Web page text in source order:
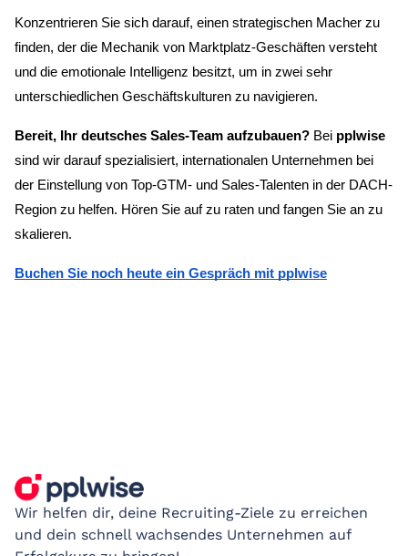
Konzentrieren Sie sich darauf, einen strategischen Macher zu
finden, der die Mechanik von Marktplatz-Geschäften versteht
und die emotionale Intelligenz besitzt, um in zwei sehr
unterschiedlichen Geschäftskulturen zu navigieren.
Bereit, Ihr deutsches Sales-Team aufzubauen? Bei pplwise
sind wir darauf spezialisiert, internationalen Unternehmen bei
der Einstellung von Top-GTM- und Sales-Talenten in der DACH-
Region zu helfen. Hören Sie auf zu raten und fangen Sie an zu
skalieren.
Buchen Sie noch heute ein Gespräch mit pplwise
Wir helfen dir, deine Recruiting-Ziele zu erreichen
und dein schnell wachsendes Unternehmen auf